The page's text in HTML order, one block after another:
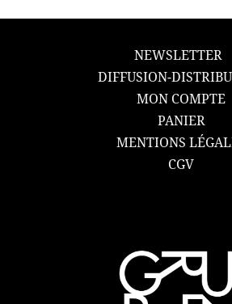
NEWSLETTER
DIFFUSION-
MON COMPTE
PANIER
MENTIONS
CGV